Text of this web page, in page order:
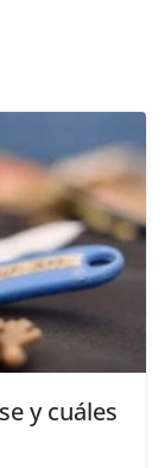
y cuáles